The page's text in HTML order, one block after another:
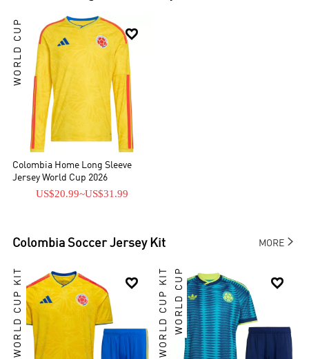

WORLD CUP
Colombia Home Long Sleeve
Jersey World Cup 2026
US$20.99~US$31.99
Colombia Soccer Jersey Kit MORE

WORLD CUP KIT 
WORLD CUP KITWORLD CUP